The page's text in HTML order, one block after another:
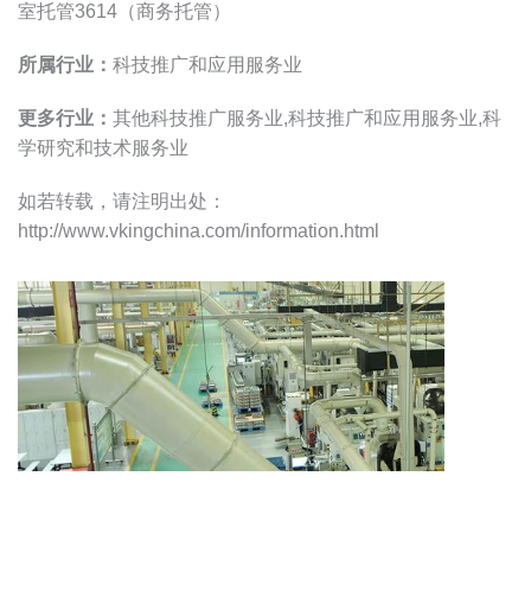
室托管3614（商务托管）
所属行业： 科技推广和应用服务业
更多行业： 其他科技推广服务业,科技推广和应用服务业,科
学研究和技术服务业
如若转载，请注明出处：
http://www.vkingchina.com/information.html